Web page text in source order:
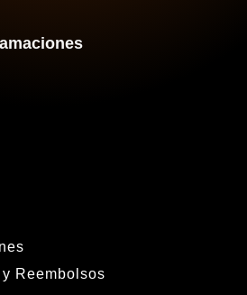
Reembolsos